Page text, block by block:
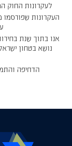
לעקרונות החוק
העקרונות שפורסמו
אנו בתוך שנת
נושא בטחון
הדחיפה